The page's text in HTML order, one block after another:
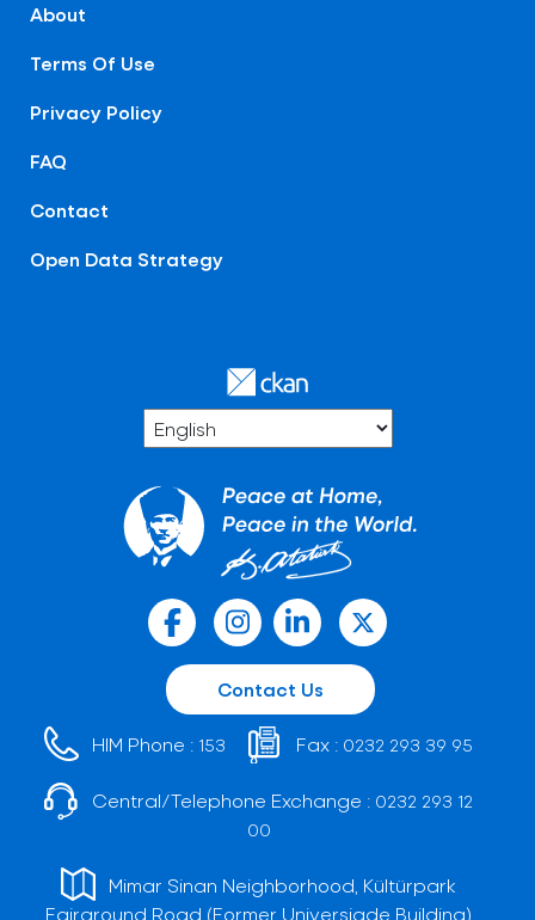
About
Terms Of Use
Privacy Policy
FAQ
Contact
Open Data Strategy
Contact Us
HIM Phone : 153 Fax : 0232 293 39 95
Central/Telephone Exchange : 0232 293 12
00
Mimar Sinan Neighborhood, Kültürpark
Fairground Road (Former Universiade Building)